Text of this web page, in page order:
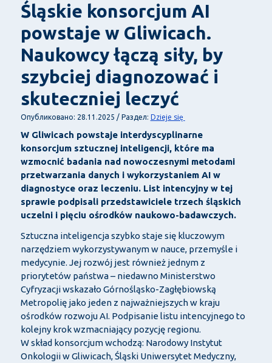
Śląskie konsorcjum AI
powstaje w Gliwicach.
Naukowcy łączą siły, by
szybciej diagnozować i
skuteczniej leczyć
Опубликовано: 28.11.2025 / Раздел: Dzieje się
W Gliwicach powstaje interdyscyplinarne
konsorcjum sztucznej inteligencji, które ma
wzmocnić badania nad nowoczesnymi metodami
przetwarzania danych i wykorzystaniem AI w
diagnostyce oraz leczeniu. List intencyjny w tej
sprawie podpisali przedstawiciele trzech śląskich
uczelni i pięciu ośrodków naukowo-badawczych.
Sztuczna inteligencja szybko staje się kluczowym
narzędziem wykorzystywanym w nauce, przemyśle i
medycynie. Jej rozwój jest również jednym z
priorytetów państwa – niedawno Ministerstwo
Cyfryzacji wskazało Górnośląsko-Zagłębiowską
Metropolię jako jeden z najważniejszych w kraju
ośrodków rozwoju AI. Podpisanie listu intencyjnego to
kolejny krok wzmacniający pozycję regionu.
W skład konsorcjum wchodzą: Narodowy Instytut
Onkologii w Gliwicach, Śląski Uniwersytet Medyczny,